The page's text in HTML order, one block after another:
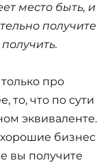
место быть, и
получите
про
то, что по сути
эквиваленте.
бизнес
вы получите